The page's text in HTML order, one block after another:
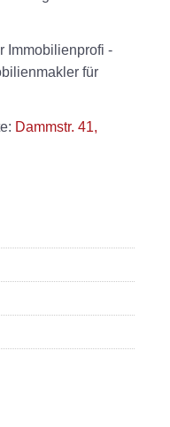
Immobilienprofi -
für
Dammstr. 41,